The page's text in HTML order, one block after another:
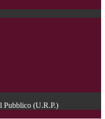
Pubblico (U.R.P.)